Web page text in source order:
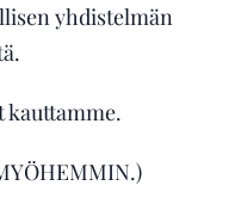
yhdistelmän
kauttamme.